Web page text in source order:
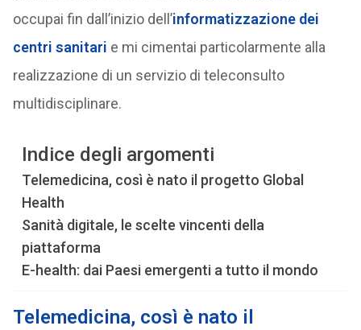
occupai fin dall’inizio dell’informatizzazione dei
centri sanitari e mi cimentai particolarmente alla
realizzazione di un servizio di teleconsulto
multidisciplinare.
Indice degli argomenti
Telemedicina, così è nato il progetto Global
Health
Sanità digitale, le scelte vincenti della
piattaforma
E-health: dai Paesi emergenti a tutto il mondo
Telemedicina, così è nato il